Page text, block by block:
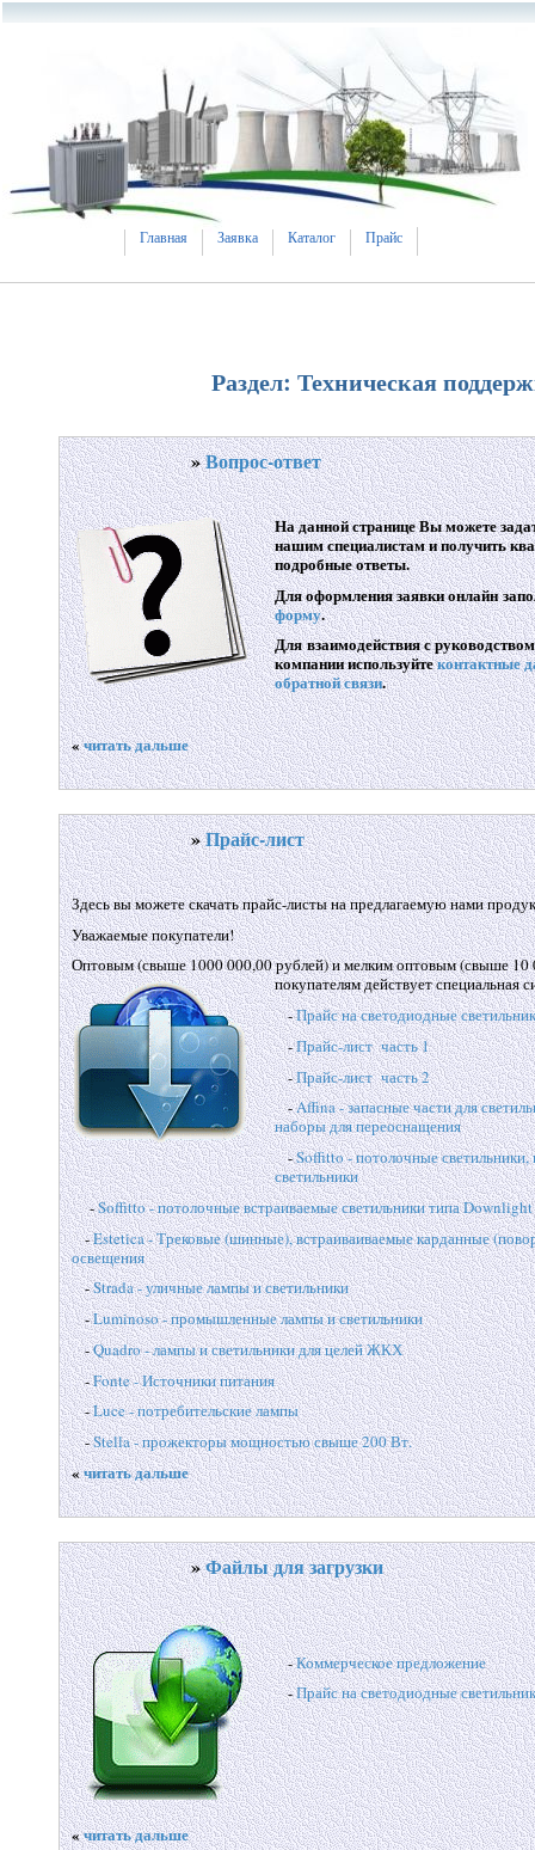
Главная Заявка Каталог Прайс
Раздел: Техническая
»Вопрос-ответ
На данной странице Вы можете
нашим специалистам и получить
подробные ответы.
Для оформления заявки онлайн
форму.
Для взаимодействия с
компании используйтеконтактные
обратной связи.
«читать дальше
»Прайс-лист
Здесь вы можете скачать прайс-листы на предлагаемую нами
Уважаемые покупатели!
Оптовым (свыше 1000 000,00 рублей) и мелким оптовым (свыше 10
покупателям действует специальная
-Прайс на светодиодные
-Прайс-лист часть 1
-Прайс-лист часть 2
-Affina - запасные части для
наборы для переоснащения
-Soffitto - потолочные светильники,
светильники
-Soffitto - потолочные встраиваемые светильники типа Downlight
-Estetica - Трековые (шинные), встраиваиваемые карданные
освещения
-Strada - уличные лампы и светильники
-Luminoso - промышленные лампы и светильники
-Quadro - лампы и светильники для целей ЖКХ
-Fonte - Источники питания
-Luce - потребительские лампы
-Stella - прожекторы мощностью свыше 200 Вт.
«читать дальше
»Файлы для загрузки
-Коммерческое предложение
-Прайс на светодиодные
«читать дальше